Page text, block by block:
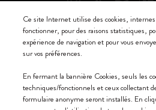
Moleskine ® est une marque enregistrée
Italia - P. IVA / CCIAA n. 07234480965 -
Soc. €2.181.513,42
Ce site Internet utilise des cookies,
fonctionner, pour des raisons statistiques,
expérience de navigation et pour vous
sur vos préférences.
En fermant la bannière Cookies, seuls les
techniques/fonctionnels et ceux collectant
formulaire anonyme seront installés. En